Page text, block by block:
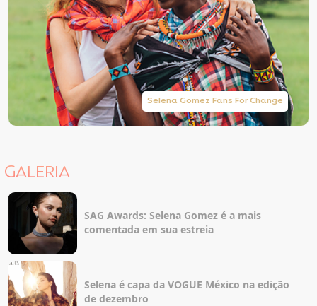
Selena Gomez Fans For Change
GALERIA
SAG Awards: Selena Gomez é a mais
comentada em sua estreia
Selena é capa da VOGUE México na edição
de dezembro